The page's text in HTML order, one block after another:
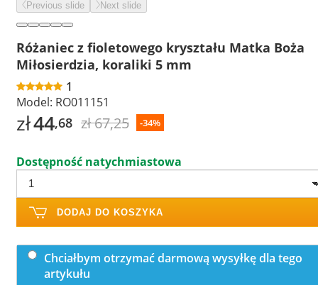
Previous slide Next slide
Różaniec z fioletowego kryształu Matka Boża
Miłosierdzia, koraliki 5 mm
1
Model: RO011151
zł44,68 zł 67,25 -34%
Dostępność natychmiastowa
DODAJ DO KOSZYKA
Chciałbym otrzymać darmową wysyłkę dla tego
artykułu